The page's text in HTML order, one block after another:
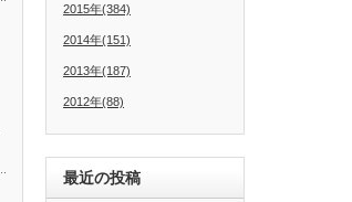
2015年(384)
2014年(151)
2013年(187)
2012年(88)
最近の投稿